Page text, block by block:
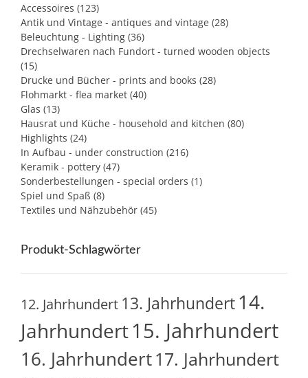
Accessoires (123)
Antik und Vintage - antiques and vintage (28)
Beleuchtung - Lighting (36)
Drechselwaren nach Fundort - turned wooden objects
(15)
Drucke und Bücher - prints and books (28)
Flohmarkt - flea market (40)
Glas (13)
Hausrat und Küche - household and kitchen (80)
Highlights (24)
In Aufbau - under construction (216)
Keramik - pottery (47)
Sonderbestellungen - special orders (1)
Spiel und Spaß (8)
Textiles und Nähzubehör (45)
Produkt-Schlagwörter
12. Jahrhundert 13. Jahrhundert14.
Jahrhundert15. Jahrhundert
16. Jahrhundert17. Jahrhundert